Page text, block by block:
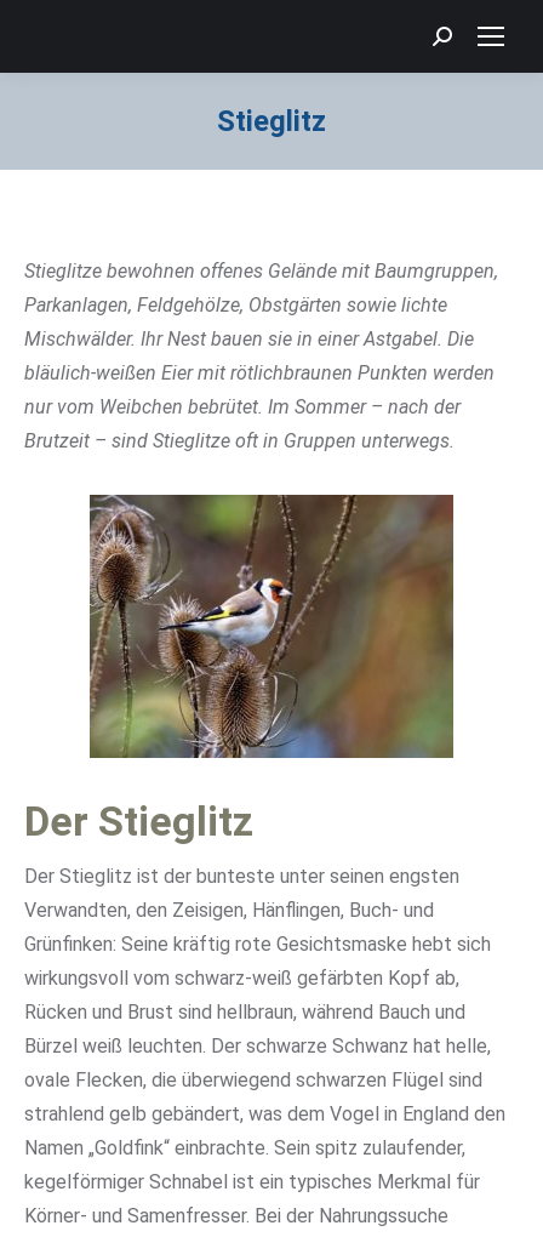
Search:
Stieglitz
Stieglitze bewohnen offenes Gelände mit Baumgruppen,
Parkanlagen, Feldgehölze, Obstgärten sowie lichte
Mischwälder. Ihr Nest bauen sie in einer Astgabel. Die
bläulich-weißen Eier mit rötlichbraunen Punkten werden
nur vom Weibchen bebrütet. Im Sommer – nach der
Brutzeit – sind Stieglitze oft in Gruppen unterwegs.
Der Stieglitz
Der Stieglitz ist der bunteste unter seinen engsten
Verwandten, den Zeisigen, Hänflingen, Buch- und
Grünfinken: Seine kräftig rote Gesichtsmaske hebt sich
wirkungsvoll vom schwarz-weiß gefärbten Kopf ab,
Rücken und Brust sind hellbraun, während Bauch und
Bürzel weiß leuchten. Der schwarze Schwanz hat helle,
ovale Flecken, die überwiegend schwarzen Flügel sind
strahlend gelb gebändert, was dem Vogel in England den
Namen „Goldfink“ einbrachte. Sein spitz zulaufender,
kegelförmiger Schnabel ist ein typisches Merkmal für
Körner- und Samenfresser. Bei der Nahrungssuche